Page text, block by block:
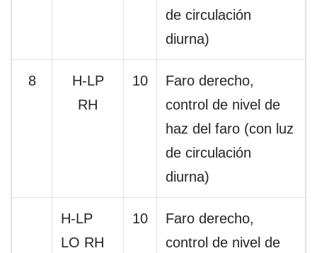
de circulación
diurna)
8
H-LP
RH
10
Faro derecho,
control de nivel de
haz del faro (con luz
de circulación
diurna)
H-LP
LO RH
10
Faro derecho,
control de nivel de